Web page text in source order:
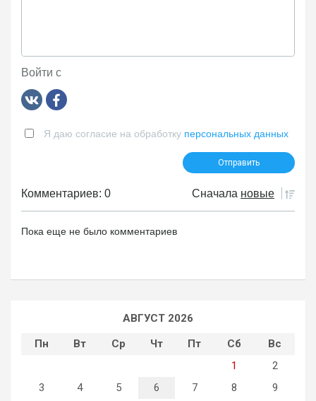
Войти с
Я даю согласие на обработку персональных данных
Комментариев: 0 Сначала новые
Пока еще не было комментариев
АВГУСТ 2026
Пн
Вт Ср Чт Пт Сб
Вс
1
2
3
4 5 6 7 8 9